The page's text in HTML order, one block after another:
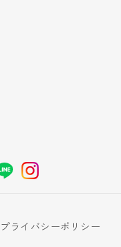
プライバシーポリシー